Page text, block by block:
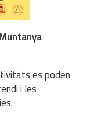
es poden
i les